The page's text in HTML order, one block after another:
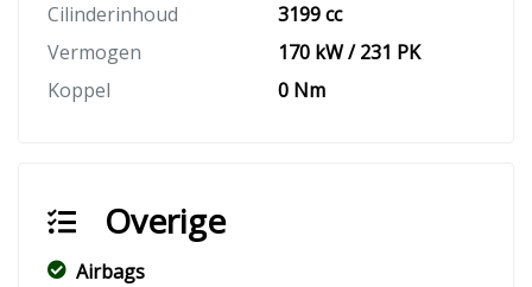
Cilinderinhoud
3199 cc
Vermogen
170 kW / 231 PK
Koppel
0 Nm
Overige
Airbags